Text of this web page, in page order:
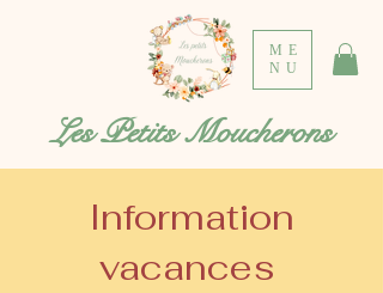
ME
NU
Les Petits Moucherons
Information
vacances